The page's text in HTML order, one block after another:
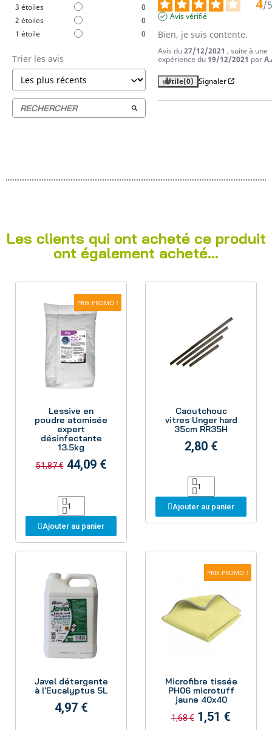
3 étoiles
0
2 étoiles
0
1 étoile 0
Trier les avis
4/5
Avis vérifié
Bien, je suis contente.
Avis du27/12/2021 , suite à une
expérience du19/12/2021 par
Utile(0) Signaler
Les clients qui ont acheté ce produit
ont également acheté...
PRIX PROMO !
Lessive en
poudre atomisée
expert
désinfectante
13.5kg
51,87 € 44,09 €
Ajouter au panier
Caoutchouc
vitres Unger hard
35cm RR35H
2,80 €
Ajouter au panier
Javel détergente
à l'Eucalyptus 5L
4,97 €
PRIX PROMO !
Microfibre tissée
PH06 microtuff
jaune 40x40
1,68 € 1,51 €